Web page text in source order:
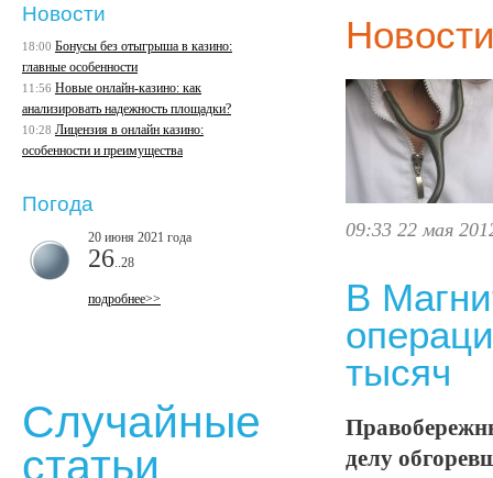
09:33 22 мая
В
тысяч
делу
Новости
18:00 Бонусы без отыгрыша в казино:
главные особенности
11:56 Новые онлайн-казино: как
анализировать надежность площадки?
10:28 Лицензия в онлайн казино:
особенности и преимущества
Погода
20 июня 2021 года
26 ..28
подробнее>>
Случайные
статьи